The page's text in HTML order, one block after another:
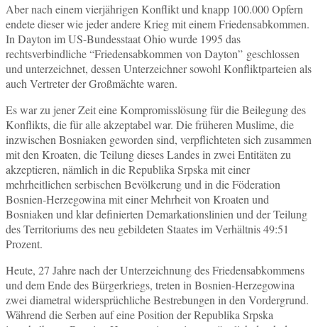
Aber nach einem vierjährigen Konflikt und knapp 100.000 Opfern
endete dieser wie jeder andere Krieg mit einem Friedensabkommen.
In Dayton im US-Bundesstaat Ohio wurde 1995 das
rechtsverbindliche “Friedensabkommen von Dayton” geschlossen
und unterzeichnet, dessen Unterzeichner sowohl Konfliktparteien als
auch Vertreter der Großmächte waren.
Es war zu jener Zeit eine Kompromisslösung für die Beilegung des
Konflikts, die für alle akzeptabel war. Die früheren Muslime, die
inzwischen Bosniaken geworden sind, verpflichteten sich zusammen
mit den Kroaten, die Teilung dieses Landes in zwei Entitäten zu
akzeptieren, nämlich in die Republika Srpska mit einer
mehrheitlichen serbischen Bevölkerung und in die Föderation
Bosnien-Herzegowina mit einer Mehrheit von Kroaten und
Bosniaken und klar definierten Demarkationslinien und der Teilung
des Territoriums des neu gebildeten Staates im Verhältnis 49:51
Prozent.
Heute, 27 Jahre nach der Unterzeichnung des Friedensabkommens
und dem Ende des Bürgerkriegs, treten in Bosnien-Herzegowina
zwei diametral widersprüchliche Bestrebungen in den Vordergrund.
Während die Serben auf eine Position der Republika Srpska